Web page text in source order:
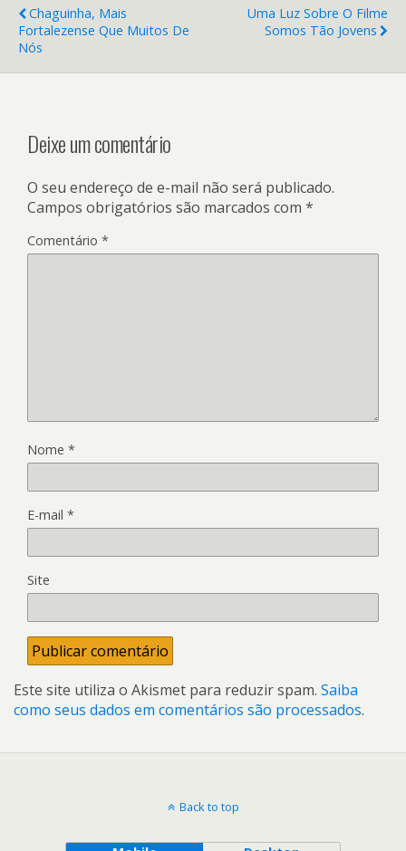
Chaguinha, Mais
Fortalezense Que Muitos De
Nós
Uma Luz Sobre O Filme
Somos Tão Jovens
Deixe um comentário
O seu endereço de e-mail não será publicado.
Campos obrigatórios são marcados com *
Comentário *
Nome *
E-mail *
Site
Este site utiliza o Akismet para reduzir spam. Saiba
como seus dados em comentários são processados.
Back to top